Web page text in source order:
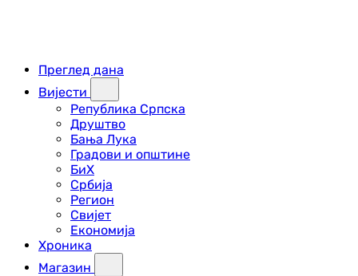
Преглед дана
Вијести
Република Српска
Друштво
Бања Лука
Градови и општине
БиХ
Србија
Регион
Свијет
Економија
Хроника
Магазин